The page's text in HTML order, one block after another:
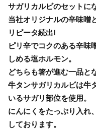
サガリカルビのセットに
当社オリジナルの辛味噌
リピータ続出!
ピリ辛でコクのある辛味
しめる塩ホルモン。
どちらも箸が進む一品と
牛タンサガリカルビは牛
いるサガリ部位を使用。
にんにくをたっぷり入れ
しております。